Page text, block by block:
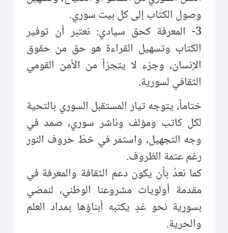
وصول الكتاب إلى كل بيت سوري.
3- المعرفة كحق سيادي: نعتبر أن توفير
الكتاب وتسهيل القراءة هو حق من حقوق
الإنسان، وجزء لا يتجزأ من الأمن القومي
الثقافي لسورية.
ختاماً، يتوجه تيار المستقبل السوري بالتحية
لكل كاتب ومؤلف وناشر سوري، صمد في
وجه التجهيل، واستمر في خطّ حروف النور
رغم عتمة الظروف.
كما نعدُ بأن يكون دعم الثقافة والمعرفة في
مقدمة أولويات مشروعنا الوطني، لنمضي
بسورية نحو غدٍ يكتبه أبناؤها بمداد العلم
والحرية.